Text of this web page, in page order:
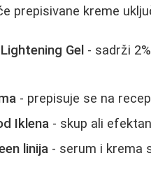
prepisivane kreme
Gel - sadrži
- prepisuje se na
Iklena - skup ali
linija - serum i krema